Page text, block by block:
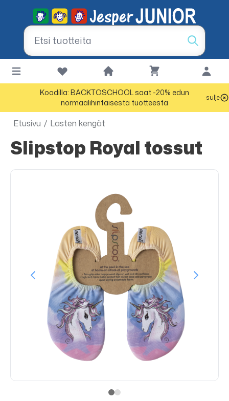
Koodilla: BACKTOSCHOOL saat -20% edun
normaalihintaisesta tuotteesta
sulje
Etusivu / Lasten kengät
Slipstop Royal tossut